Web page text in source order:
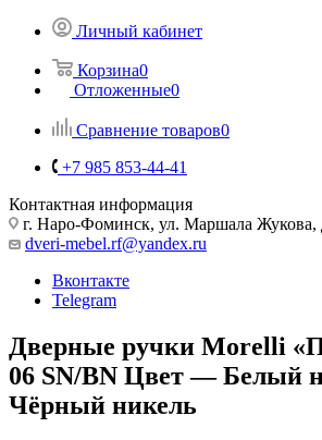
Личный кабинет
Корзина0
Отложенные0
Сравнение товаров0
+7 985 853-44-41
Контактная информация
г. Наро-Фоминск, ул. Маршала Жукова,
dveri-mebel.rf@yandex.ru
Вконтакте
Telegram
Дверные ручки Morelli
06 SN/BN Цвет — Белый
Чёрный никель